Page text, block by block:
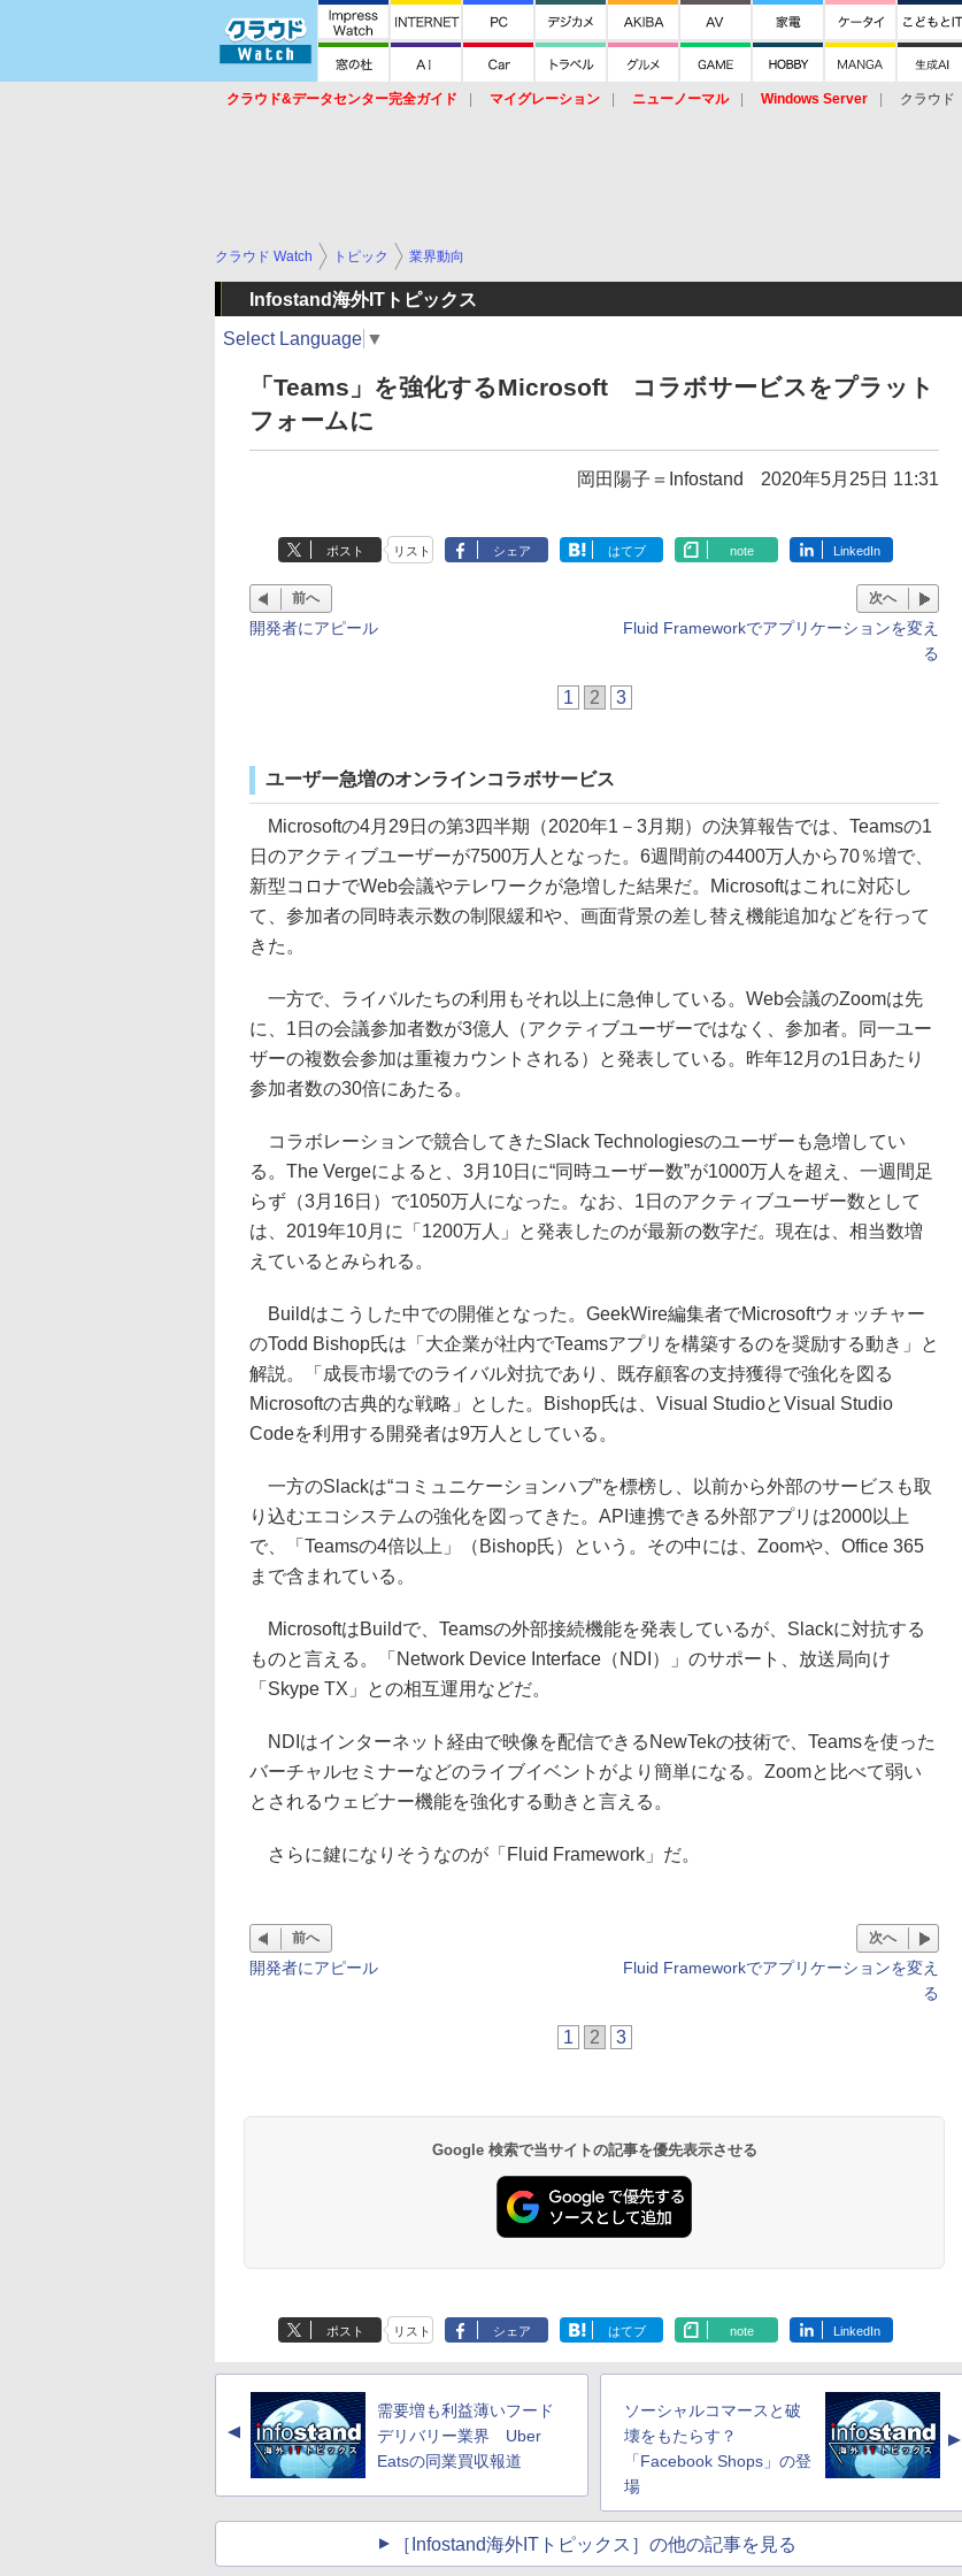
クラウド&データセンター完全ガイド マイグレーション ニューノーマル Windows Server クラウド
クラウド Watch トピック 業界動向
Infostand海外ITトピックス
Select Language ▼
「Teams」を強化するMicrosoft コラボサービスをプラット
フォームに
岡田陽子＝Infostand 2020年5月25日 11:31
ポスト リスト シェア はてブ note LinkedIn
前へ
開発者にアピール
次へ
Fluid Frameworkでアプリケーションを変え
る
1 2 3
ユーザー急増のオンラインコラボサービス
Microsoftの4月29日の第3四半期（2020年1－3月期）の決算報告では、Teamsの1
日のアクティブユーザーが7500万人となった。6週間前の4400万人から70％増で、
新型コロナでWeb会議やテレワークが急増した結果だ。Microsoftはこれに対応し
て、参加者の同時表示数の制限緩和や、画面背景の差し替え機能追加などを行って
きた。
一方で、ライバルたちの利用もそれ以上に急伸している。Web会議のZoomは先
に、1日の会議参加者数が3億人（アクティブユーザーではなく、参加者。同一ユー
ザーの複数会参加は重複カウントされる）と発表している。昨年12月の1日あたり
参加者数の30倍にあたる。
コラボレーションで競合してきたSlack Technologiesのユーザーも急増してい
る。The Vergeによると、3月10日に“同時ユーザー数”が1000万人を超え、一週間足
らず（3月16日）で1050万人になった。なお、1日のアクティブユーザー数として
は、2019年10月に「1200万人」と発表したのが最新の数字だ。現在は、相当数増
えているとみられる。
Buildはこうした中での開催となった。GeekWire編集者でMicrosoftウォッチャー
のTodd Bishop氏は「大企業が社内でTeamsアプリを構築するのを奨励する動き」と
解説。「成長市場でのライバル対抗であり、既存顧客の支持獲得で強化を図る
Microsoftの古典的な戦略」とした。Bishop氏は、Visual StudioとVisual Studio
Codeを利用する開発者は9万人としている。
一方のSlackは“コミュニケーションハブ”を標榜し、以前から外部のサービスも取
り込むエコシステムの強化を図ってきた。API連携できる外部アプリは2000以上
で、「Teamsの4倍以上」（Bishop氏）という。その中には、Zoomや、Office 365
まで含まれている。
MicrosoftはBuildで、Teamsの外部接続機能を発表しているが、Slackに対抗する
ものと言える。「Network Device Interface（NDI）」のサポート、放送局向け
「Skype TX」との相互運用などだ。
NDIはインターネット経由で映像を配信できるNewTekの技術で、Teamsを使った
バーチャルセミナーなどのライブイベントがより簡単になる。Zoomと比べて弱い
とされるウェビナー機能を強化する動きと言える。
さらに鍵になりそうなのが「Fluid Framework」だ。
前へ
開発者にアピール
次へ
Fluid Frameworkでアプリケーションを変え
る
1 2 3
Google 検索で当サイトの記事を優先表示させる
ポスト リスト シェア はてブ note LinkedIn
▲
需要増も利益薄いフード
デリバリー業界 Uber
Eatsの同業買収報道
ソーシャルコマースと破
壊をもたらす？
「Facebook Shops」の登
場
▲
［Infostand海外ITトピックス］の他の記事を見る